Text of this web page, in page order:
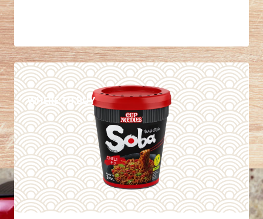
WHERE TO BUY
DETAILS